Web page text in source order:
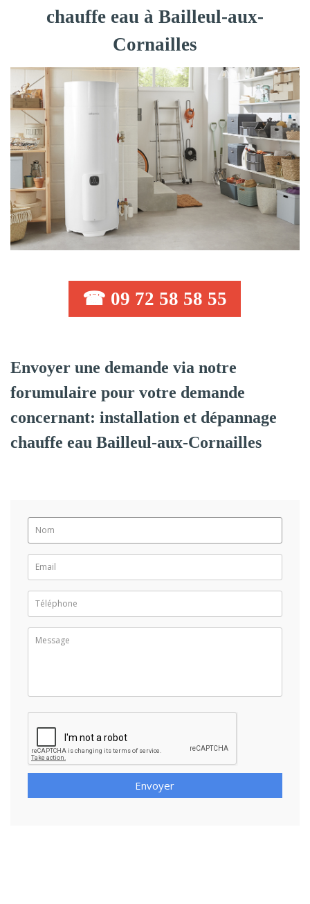
chauffe eau à Bailleul-aux-
Cornailles
☎ 09 72 58 58 55
Envoyer une demande via notre
forumulaire pour votre demande
concernant: installation et dépannage
chauffe eau Bailleul-aux-Cornailles
Envoyer